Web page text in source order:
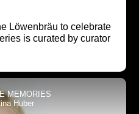
Löwenbräu to celebrate
is curated by curator
MEMORIES
Huber